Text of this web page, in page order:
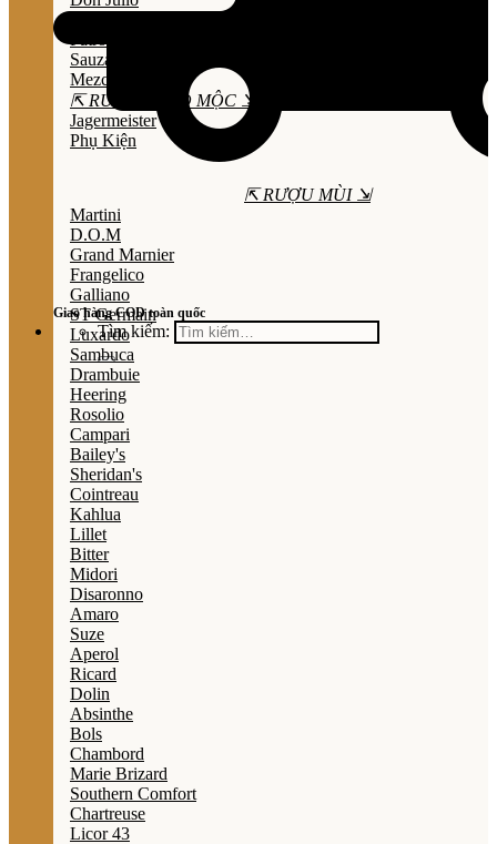
Giao hàng COD toàn quốc
Tìm kiếm:
Sauza
Mezcal
⇱ RƯỢU THẢO MỘC ⇲
Jagermeister
Phụ Kiện
⇱ RƯỢU MÙI ⇲
Martini
D.O.M
Grand Marnier
Frangelico
Galliano
ST Germain
Luxardo
Sambuca
Drambuie
Heering
Rosolio
Campari
Bailey's
Sheridan's
Cointreau
Kahlua
Lillet
Bitter
Midori
Disaronno
Amaro
Suze
Aperol
Ricard
Dolin
Absinthe
Bols
Chambord
Marie Brizard
Southern Comfort
Chartreuse
Licor 43